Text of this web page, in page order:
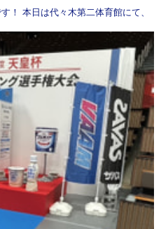
！ 本日は代々木第二体育館にて、